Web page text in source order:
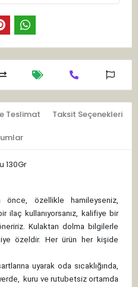
Teslimat Taksit Seçenekleri
130Gr
önce, özellikle hamileyseniz,
ilaç kullanıyorsanız, kalifiye bir
öneririz. Kulaktan dolma bilgilerle
özeldir. Her ürün her kişide
uyarak oda sıcaklığında,
yerde, kuru ve rutubetsiz ortamda